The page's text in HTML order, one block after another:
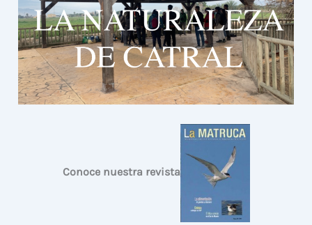
Conoce nuestra revista